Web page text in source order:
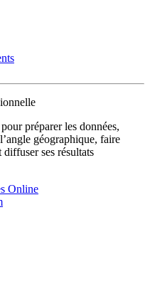
préparer les données,
géographique, faire
diffuser ses résultats
Online